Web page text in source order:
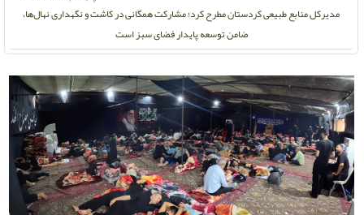
مدیرکل منابع طبیعی کردستان مطرح کرد؛ مشارکت همگانی در کاشت و نگهداری نهال‌ها،
ضامن توسعه پایدار فضای سبز است